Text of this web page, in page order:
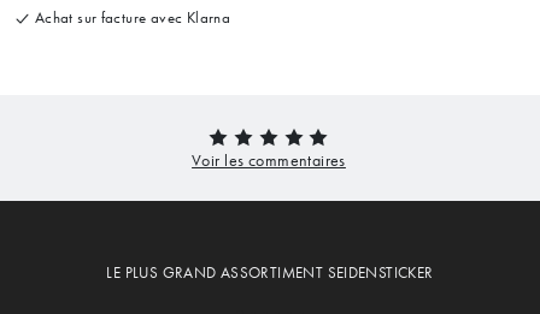
Achat sur facture avec Klarna
LE PLUS GRAND ASSORTIMENT SEIDENSTICKER